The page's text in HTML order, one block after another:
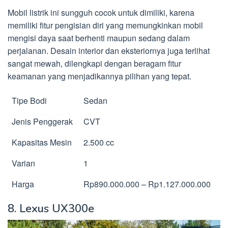
Mobil listrik ini sungguh cocok untuk dimiliki, karena
memiliki fitur pengisian diri yang memungkinkan mobil
mengisi daya saat berhenti maupun sedang dalam
perjalanan. Desain interior dan eksteriornya juga terlihat
sangat mewah, dilengkapi dengan beragam fitur
keamanan yang menjadikannya pilihan yang tepat.
Tipe Bodi
Sedan
Jenis Penggerak
CVT
Kapasitas Mesin
2.500 cc
Varian
1
Harga
Rp890.000.000 – Rp1.127.000.000
8. Lexus UX300e